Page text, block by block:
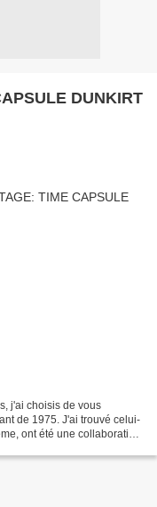
DUNKIRT
j'ai choisis de vous
de 1975. J'ai trouvé celui-
ont été une collaboration